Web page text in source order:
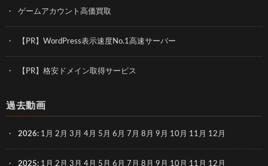
ゲームアカウント高価買取
【PR】WordPress表示速度No.1高速サーバー
【PR】格安ドメイン取得サービス
過去動画
2026: 1月 2月 3月 4月 5月 6月 7月 8月 9月 10月 11月 12月
2025: 1月 2月 3月 4月 5月 6月 7月 8月 9月 10月 11月 12月